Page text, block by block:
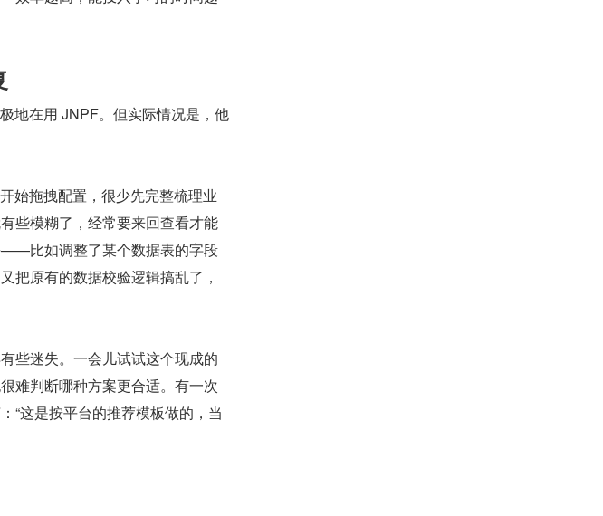
地在用 JNPF。但实际情况是，他
始拖拽配置，很少先完整梳理业
些模糊了，经常要来回查看才能
——比如调整了某个数据表的字段
把原有的数据校验逻辑搞乱了，
些迷失。一会儿试试这个现成的
难判断哪种方案更合适。有一次
“这是按平台的推荐模板做的，当